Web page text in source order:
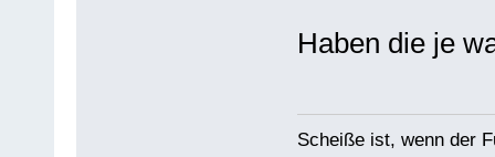
Haben die je
Scheiße ist, wenn der